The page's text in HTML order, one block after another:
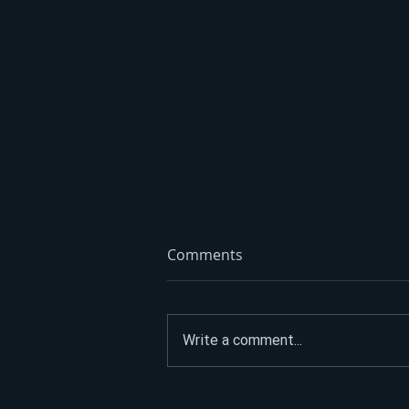
Comments
Write a comment...